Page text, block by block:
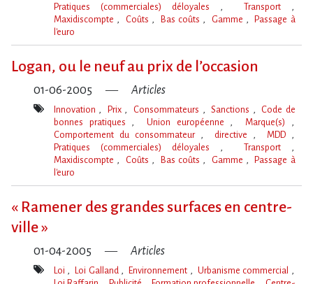
Mot(s)-
Pratiques (commerciales) déloyales
Transport
Maxidiscompte
Coûts Bas coûts Gamme
Passage à
l'euro
Logan, ou le neuf au prix de l’occasion
01-06-2005 Articles
Mot(s)-
Innovation Prix Consommateurs Sanctions
Code de
bonnes pratiques
Union européenne
Marque(s)
Comportement du consommateur
directive
MDD
Pratiques (commerciales) déloyales
Transport
Maxidiscompte
Coûts Bas coûts Gamme
Passage à
l'euro
« Ramener des grandes surfaces en centre-
ville »
01-04-2005 Articles
Loi Loi Galland Environnement
Urbanisme commercial